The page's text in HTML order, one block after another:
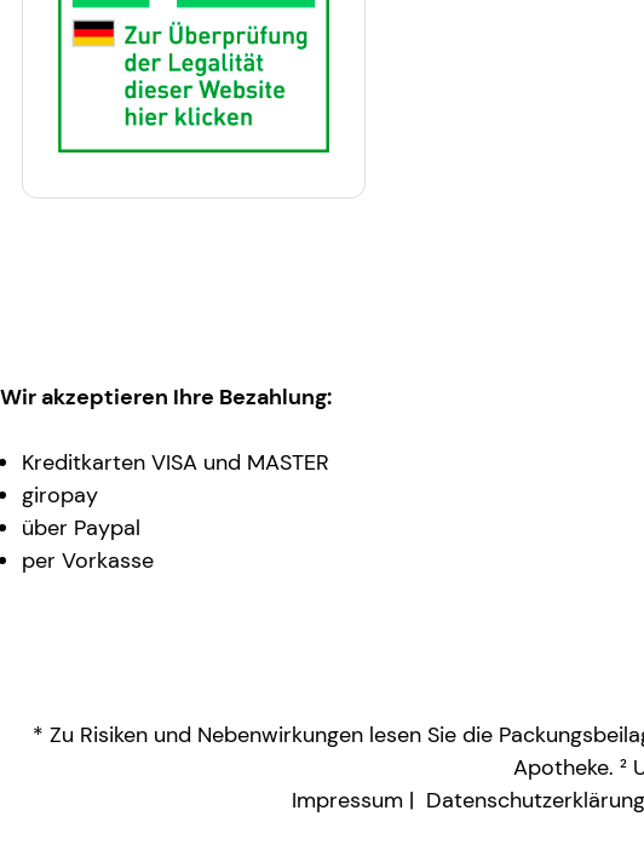
Wir akzeptieren Ihre Bezahlung:
Kreditkarten VISA und MASTER
giropay
über Paypal
per Vorkasse
* Zu Risiken und Nebenwirkungen lesen Sie die
Apotheke. ²
Impressum
Datenschutzerklärung